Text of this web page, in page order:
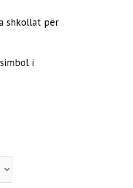
shkollat për
i